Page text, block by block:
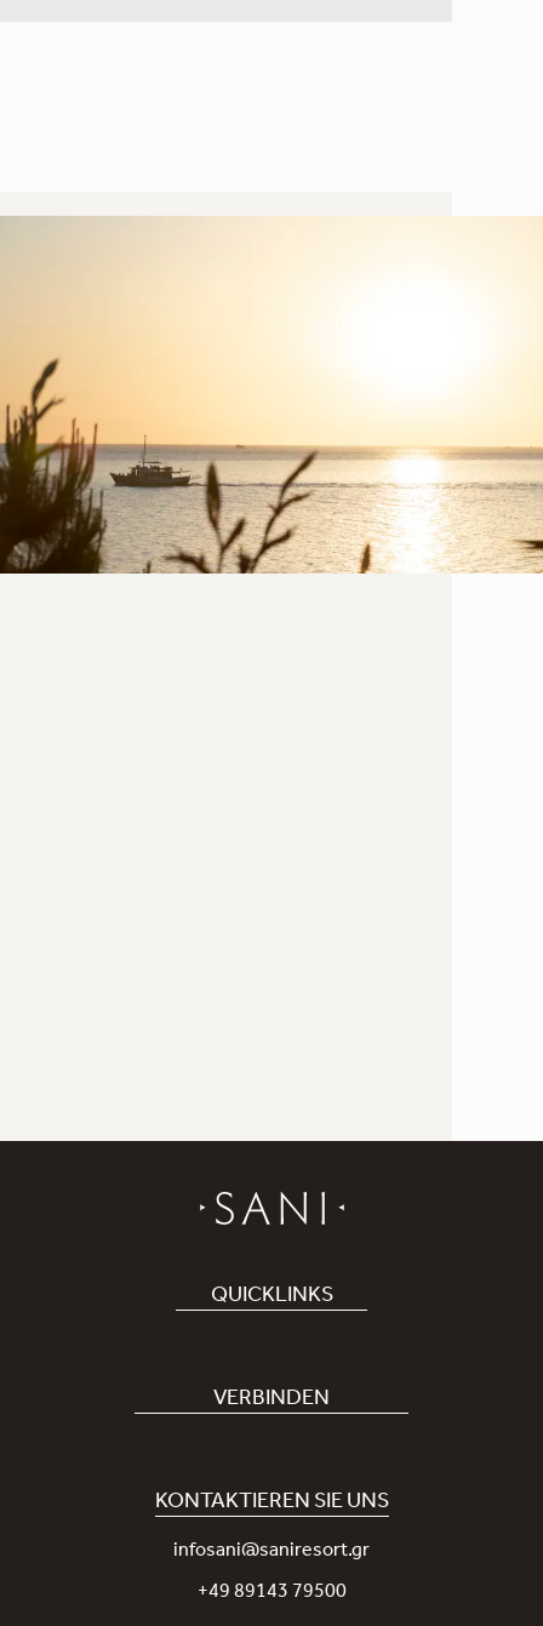
QUICKLINKS
Bei uns arbeiten
Neuigkeiten
Auszeichnungen
Hochzeiten
VERBINDEN
Sani Rewards
KONTAKTIEREN SIE UNS
infosani@saniresort.gr
+49 89143 79500